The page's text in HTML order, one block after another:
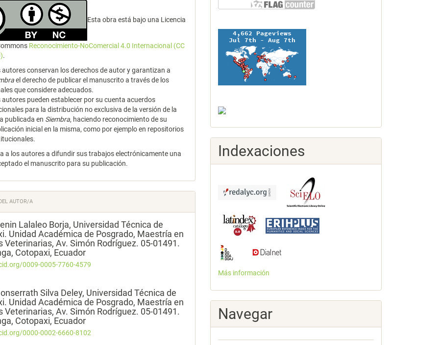
Esta obra está bajo una Licencia
Reconocimiento-NoComercial 4.0 Internacional (CC
.
autores conservan los derechos de autor y garantizan a
el derecho de publicar el manuscrito a través de los
que considere adecuados.
autores pueden establecer por su cuenta acuerdos
para la distribución no exclusiva de la versión de la
publicada en Siembra, haciendo reconocimiento de su
inicial en la misma, como por ejemplo en repositorios
a los autores a difundir sus trabajos electrónicamente una
el manuscrito para su publicación.
AUTOR/A
Lalaleo Borja, Universidad Técnica de
Unidad Académica de Posgrado, Maestría en
Veterinarias, Av. Simón Rodríguez. 05-01491.
Cotopaxi, Ecuador
0009-0005-7760-4579
Silva Deley, Universidad Técnica de
Unidad Académica de Posgrado, Maestría en
Veterinarias, Av. Simón Rodríguez. 05-01491.
Cotopaxi, Ecuador
0000-0002-6660-8102
Indexaciones
Más información
Navegar